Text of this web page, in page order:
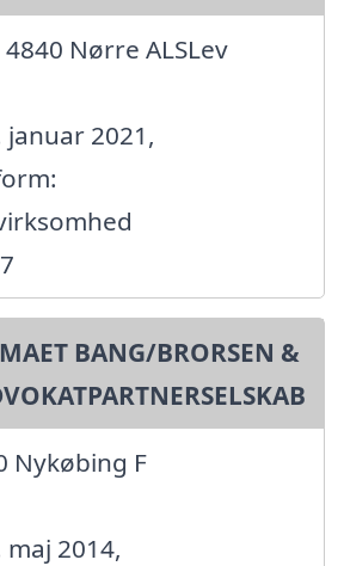
Nørre ALSLev
2021,
BANG/BRORSEN &
Nykøbing F
2014,